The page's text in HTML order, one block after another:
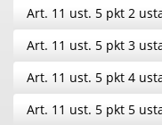
Art. 11 ust. 5 pkt 2
Art. 11 ust. 5 pkt 3
Art. 11 ust. 5 pkt 4
Art. 11 ust. 5 pkt 5